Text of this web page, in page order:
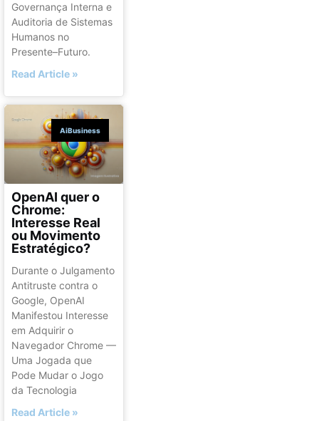
Governança Interna e
Auditoria de Sistemas
Humanos no
Presente–Futuro.
Read Article »
AiBusiness
OpenAI quer o
Chrome:
Interesse Real
ou Movimento
Estratégico?
Durante o Julgamento
Antitruste contra o
Google, OpenAI
Manifestou Interesse
em Adquirir o
Navegador Chrome —
Uma Jogada que
Pode Mudar o Jogo
da Tecnologia
Read Article »